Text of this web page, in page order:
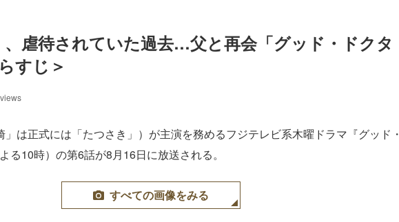
、虐待されていた過去…父と再会「グッド・ドクタ
すじ＞
views
」は正式には「たつさき」）が主演を務めるフジテレビ系木曜ドラマ『グッド・
る10時）の第6話が8月16日に放送される。
すべての画像をみる